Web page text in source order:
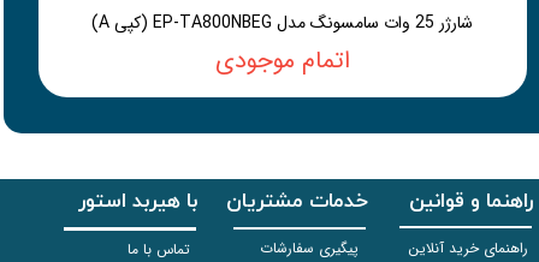
شارژر 25 وات سامسونگ مدل EP-TA800NBEG (کپی A)
اتمام موجودی
راهنما و قوانین
راهنمای خرید آنلاین
خدمات مشتریان
پیگیری سفارشات
با هیربد استور
تماس با ما